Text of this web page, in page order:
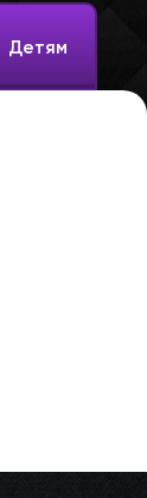
Детям